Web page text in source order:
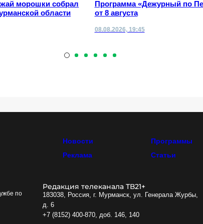
морошки собрал
области
Программа «Дежурный по
от 8 августа
08.08.2026, 19:45
Новости Программы
Реклама
Статьи
по
Редакция телеканала ТВ21+
183038, Россия, г. Мурманск, ул. Генерала Журбы,
д. 6
+7 (8152) 400-870, доб. 146, 140